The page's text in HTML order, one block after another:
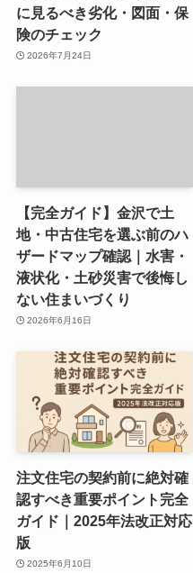
に見るべき劣化・図面・保
険のチェック
2026年7月24日
【完全ガイド】金沢で土
地・中古住宅を選ぶ前のハ
ザードマップ確認｜水害・
液状化・土砂災害で後悔し
ない住まいづくり
2026年6月16日
注文住宅の契約前に絶対確
認すべき重要ポイント完全
ガイド｜2025年法改正対応
版
2025年6月10日